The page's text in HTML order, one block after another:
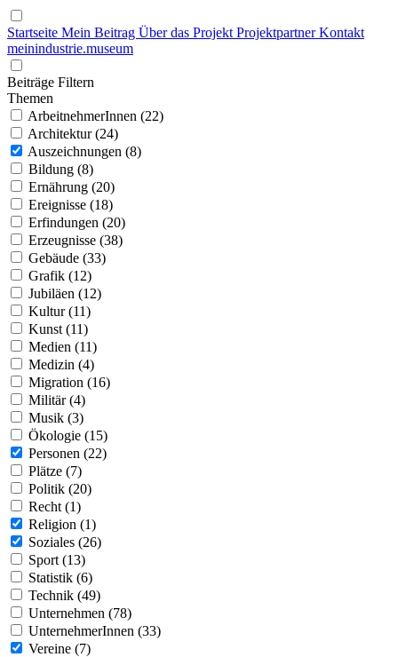
Startseite Mein Beitrag Über das Projekt ProjektpartnerKontakt
meinindustrie.museum
Beiträge Filtern
Themen
ArbeitnehmerInnen (22)
Architektur (24)
Auszeichnungen (8)
Bildung (8)
Ernährung (20)
Ereignisse (18)
Erfindungen (20)
Erzeugnisse (38)
Gebäude (33)
Grafik (12)
Jubiläen (12)
Kultur (11)
Kunst (11)
Medien (11)
Medizin (4)
Migration (16)
Militär (4)
Musik (3)
Ökologie (15)
Personen (22)
Plätze (7)
Politik (20)
Recht (1)
Religion (1)
Soziales (26)
Sport (13)
Statistik (6)
Technik (49)
Unternehmen (78)
UnternehmerInnen (33)
Vereine (7)